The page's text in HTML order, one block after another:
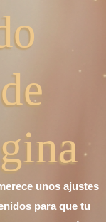
unos ajustes
para que tu